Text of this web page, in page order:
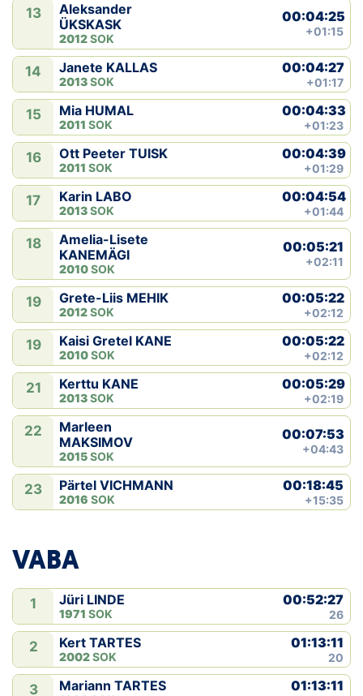
13
Aleksander
ÜKSKASK
2012SOK
00:04:25
+01:15
14 Janete KALLAS
2013SOK
00:04:27
+01:17
15 Mia HUMAL
2011 SOK
00:04:33
+01:23
16 Ott Peeter TUISK
2011 SOK
00:04:39
+01:29
17 Karin LABO
2013SOK
00:04:54
+01:44
18
Amelia-Lisete
KANEMÄGI
2010SOK
00:05:21
+02:11
19 Grete-Liis MEHIK
2012SOK
00:05:22
+02:12
19 Kaisi Gretel KANE
2010SOK
00:05:22
+02:12
21 Kerttu KANE
2013SOK
00:05:29
+02:19
22
Marleen
MAKSIMOV
2015SOK
00:07:53
+04:43
23 Pärtel VICHMANN
2016 SOK
00:18:45
+15:35
VABA
1 Jüri LINDE
1971 SOK
00:52:27
26
2 Kert TARTES
2002SOK
01:13:11
20
3 Mariann TARTES 01:13:11